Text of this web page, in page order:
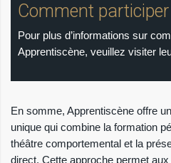
Comment participer
Pour plus d’informations sur
Apprentiscène, veuillez visiter
En somme, Apprentiscène offre
unique qui combine la formation
théâtre comportemental et la
direct. Cette approche permet